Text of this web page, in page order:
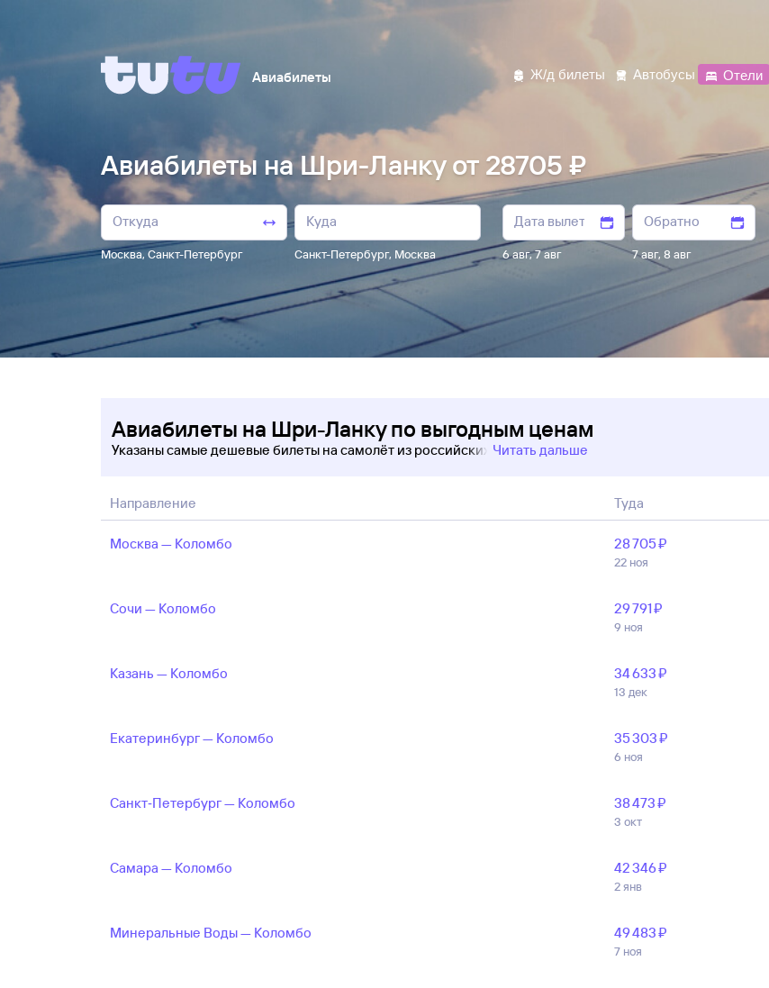
Авиабилеты Ж/д билеты Автобусы Отели
Авиабилеты на Шри-Ланку от 28705 ₽
Москва,Санкт-Петербург Санкт-Петербург, Москва 6 авг,7 авг 7 авг,8 авг
Авиабилеты на Шри-Ланку по выгодным ценам
Указаны самые дешевые билеты на самолёт из российских Читать дальше
Направление Туда
Москва — Коломбо 28 ⁠705 ⁠₽
22 ноя
Сочи — Коломбо 29 ⁠791 ⁠₽
9 ноя
Казань — Коломбо 34 ⁠633 ⁠₽
13 дек
Екатеринбург — Коломбо 35 ⁠303 ⁠₽
6 ноя
Санкт‑Петербург — Коломбо 38 ⁠473 ⁠₽
3 окт
Самара — Коломбо 42 ⁠346 ⁠₽
2 янв
Минеральные Воды — Коломбо 49 ⁠483 ⁠₽
7 ноя